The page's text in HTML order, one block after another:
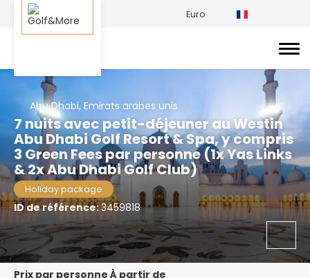
Euro
Abu Dhabi, Emirats arabes unis
7 nuits avec petit-déjeuner au Westin
Abu Dhabi Golf Resort & Spa, y compris
3 Green Fees par personne (1x Yas Links
& 2x Abu Dhabi Golf Club)
Holiday package
ID de référence:3459818
prix par personne À partir de